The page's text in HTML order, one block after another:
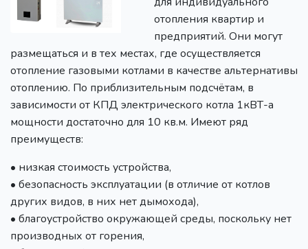
отопления квартир и
предприятий. Они могут
размещаться и в тех местах, где осуществляется
отопление газовыми котлами в качестве альтернативы
отоплению. По приблизительным подсчётам, в
зависимости от КПД электрического котла 1кВТ-а
мощности достаточно для 10 кв.м. Имеют ряд
преимуществ:
• низкая стоимость устройства,
• безопасность эксплуатации (в отличие от котлов
других видов, в них нет дымохода),
• благоустройство окружающей среды, поскольку нет
производных от горения,